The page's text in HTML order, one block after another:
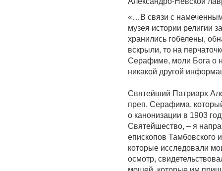
«…В связи с намеченным
музея истории религии
хранились гобелены,
вскрыли, то на
Серафиме, моли Бога о
никакой другой
Святейший Патриарх
преп. Серафима,
о канонизации в 1903
Святейшество, – я
епископов Тамбовского
которые исследовали
осмотр,